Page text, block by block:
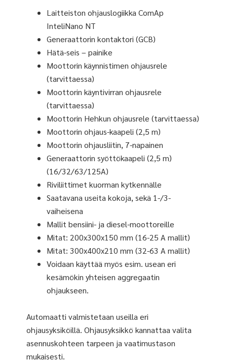
Laitteiston ohjauslogiikka ComAp
InteliNano NT
Generaattorin kontaktori (GCB)
Hätä-seis – painike
Moottorin käynnistimen ohjausrele
(tarvittaessa)
Moottorin käyntivirran ohjausrele
(tarvittaessa)
Moottorin Hehkun ohjausrele (tarvittaessa)
Moottorin ohjaus-kaapeli (2,5 m)
Moottorin ohjausliitin, 7-napainen
Generaattorin syöttökaapeli (2,5 m)
(16/32/63/125A)
Riviliittimet kuorman kytkennälle
Saatavana useita kokoja, sekä 1-/3-
vaiheisena
Mallit bensiini- ja diesel-moottoreille
Mitat: 200x300x150 mm (16-25 A mallit)
Mitat: 300x400x210 mm (32-63 A mallit)
Voidaan käyttää myös esim. usean eri
kesämökin yhteisen aggregaatin
ohjaukseen.
Automaatti valmistetaan useilla eri
ohjausyksiköillä. Ohjausyksikkö kannattaa valita
asennuskohteen tarpeen ja vaatimustason
mukaisesti.